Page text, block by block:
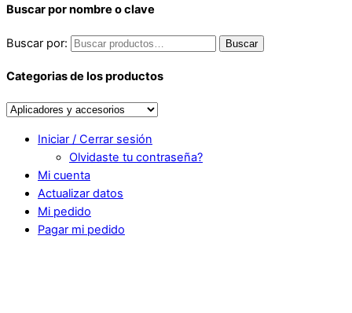
Buscar por nombre o clave
Buscar por: Buscar
Categorias de los productos
Iniciar / Cerrar sesión
Olvidaste tu contraseña?
Mi cuenta
Actualizar datos
Mi pedido
Pagar mi pedido